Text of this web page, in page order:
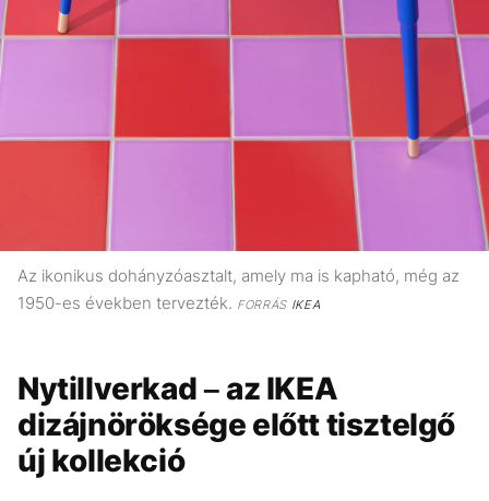
Az ikonikus dohányzóasztalt, amely ma is kapható, még az
1950-es években tervezték. FORRÁSIKEA
Nytillverkad – az IKEA
dizájnöröksége előtt tisztelgő
új kollekció